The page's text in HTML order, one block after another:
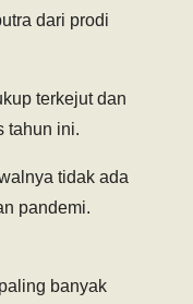
dari prodi
terkejut dan
tahun ini.
tidak ada
pandemi.
banyak